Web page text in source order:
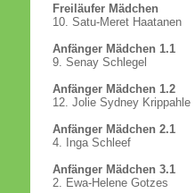
Freiläufer Mädchen
10. Satu-Meret Haatanen
Anfänger Mädchen 1.1
9. Senay Schlegel
Anfänger Mädchen 1.2
12. Jolie Sydney Krippahle
Anfänger Mädchen 2.1
4. Inga Schleef
Anfänger Mädchen 3.1
2. Ewa-Helene Gotzes